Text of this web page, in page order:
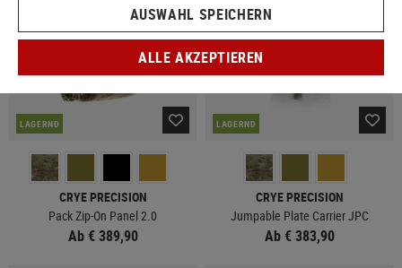
LAGERND
CRYE PRECISION
Pack Zip-On Panel 2.0
Ab € 389,90
LAGERND
CRYE PRECISION
Jumpable Plate Carrier JPC
Ab € 383,90
AUSWAHL SPEICHERN
ALLE AKZEPTIEREN